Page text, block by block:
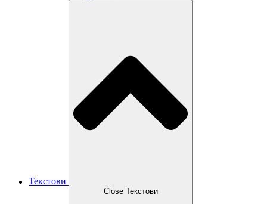
Текстови
Close Текстови